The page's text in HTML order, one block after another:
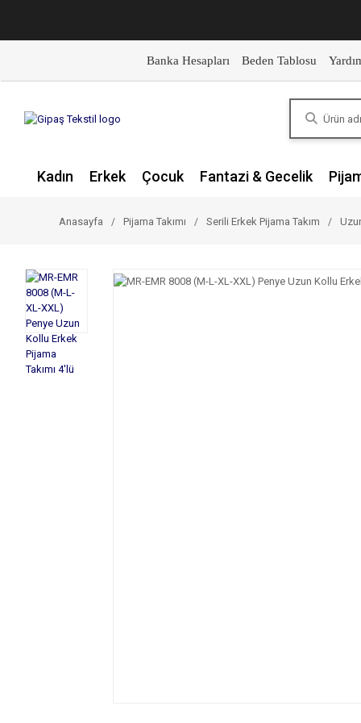
Banka Hesapları Beden Tablosu
Kadın Erkek Çocuk Fantazi & Gecelik
Anasayfa Pijama Takımı Serili Erkek Pijama Takım